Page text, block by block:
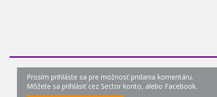
Prosím prihláste sa pre možnosť pridania komentáru.
Môžete sa prihlásiť cez Sector konto, alebo Facebook.